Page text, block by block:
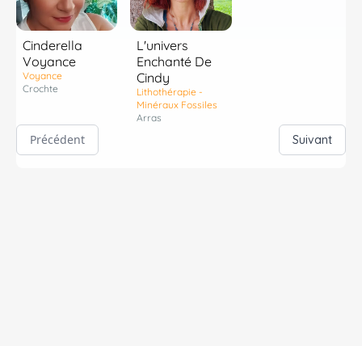
Cinderella
Voyance
Voyance
Crochte
L'univers
Enchanté De
Cindy
Lithothérapie -
Minéraux Fossiles
Arras
Précédent Suivant